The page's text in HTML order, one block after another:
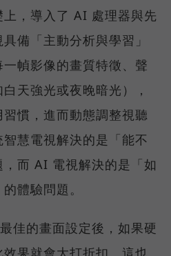
，導入了 AI 處理器與先
備「主動分析與學習」
幀影像的畫質特徵、聲
天強光或夜晚暗光），
慣，進而動態調整視聽
慧電視解決的是「能不
而 AI 電視解決的是「如
體驗問題。
佳的畫面設定後，如果硬